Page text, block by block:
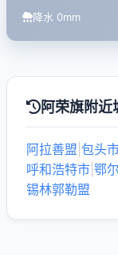
降水 0mm
阿荣旗附近
阿拉善盟 包头
呼和浩特市 鄂
锡林郭勒盟